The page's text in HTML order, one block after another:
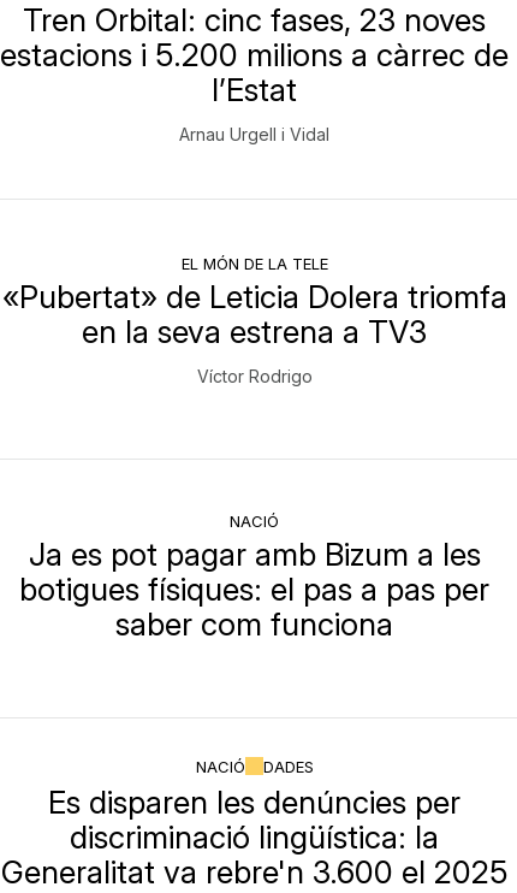
Tren Orbital: cinc fases, 23 noves
estacions i 5.200 milions a càrrec de
l’Estat
Arnau Urgell i Vidal
EL MÓN DE LA TELE
«Pubertat» de Leticia Dolera triomfa
en la seva estrena a TV3
Víctor Rodrigo
NACIÓ
Ja es pot pagar amb Bizum a les
botigues físiques: el pas a pas per
saber com funciona
NACIÓ DADES
Es disparen les denúncies per
discriminació lingüística: la
Generalitat va rebre'n 3.600 el 2025